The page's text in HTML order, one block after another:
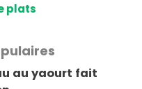
plats
au yaourt fait